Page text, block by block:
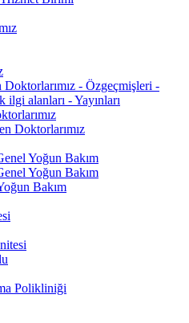
Doktorlarımız - Özgeçmişleri -
ilgi alanları - Yayınları
Doktorlarımız
Yoğun Bakım
Yoğun Bakım
Bakım
Polikliniği